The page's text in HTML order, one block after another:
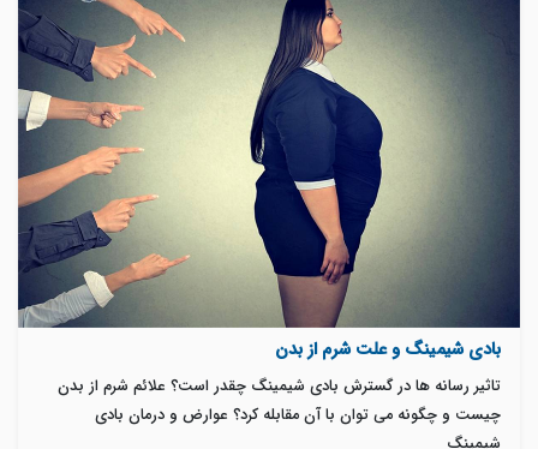
بادی شیمینگ و علت شرم از بدن
تاثیر رسانه ها در گسترش بادی شیمینگ چقدر است؟ علائم شرم از بدن
چیست و چگونه می توان با آن مقابله کرد؟ عوارض و درمان بادی
شیمینگ